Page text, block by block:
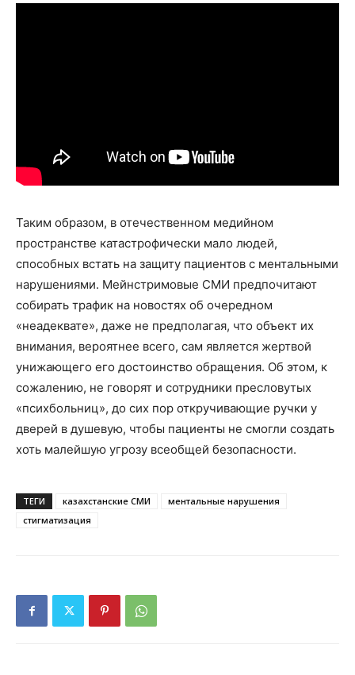
Таким образом, в отечественном медийном
пространстве катастрофически мало людей,
способных встать на защиту пациентов с ментальными
нарушениями. Мейнстримовые СМИ предпочитают
собирать трафик на новостях об очередном
«неадеквате», даже не предполагая, что объект их
внимания, вероятнее всего, сам является жертвой
унижающего его достоинство обращения. Об этом, к
сожалению, не говорят и сотрудники пресловутых
«психбольниц», до сих пор откручивающие ручки у
дверей в душевую, чтобы пациенты не смогли создать
хоть малейшую угрозу всеобщей безопасности.
ТЕГИ казахстанские СМИ
ментальные нарушения
стигматизация